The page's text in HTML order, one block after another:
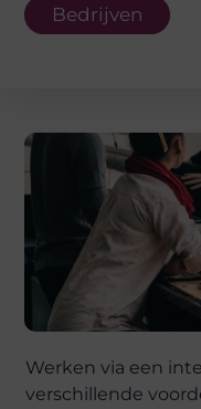
Bedrijven
Werken via een
verschillende